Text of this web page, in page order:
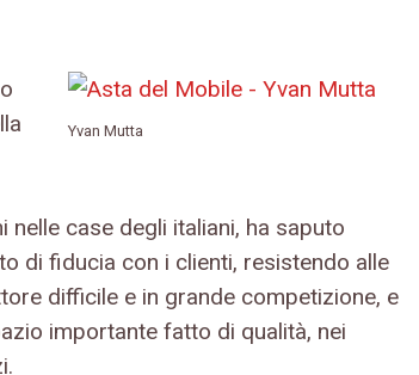
Yvan Mutta
nelle case degli italiani, ha saputo
di fiducia con i clienti, resistendo alle
difficile e in grande competizione, e
importante fatto di qualità, nei